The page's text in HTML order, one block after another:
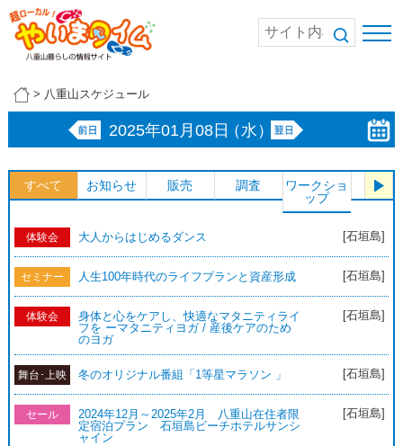
> 八重山スケジュール
2025年01月08日（水）
すべて お知らせ 販売 調査
ワークショ
ップ
体験
体験会 大人からはじめるダンス [石垣島]
セミナー 人生100年時代のライフプランと資産形成 [石垣島]
体験会
身体と心をケアし、快適なマタニティライ
フを ーマタニティヨガ / 産後ケアのため
のヨガ
[石垣島]
舞台･上映 冬のオリジナル番組「1等星マラソン 」 [石垣島]
セール
2024年12月～2025年2月 八重山在住者限
定宿泊プラン 石垣島ビーチホテルサンシ
ャイン
[石垣島]